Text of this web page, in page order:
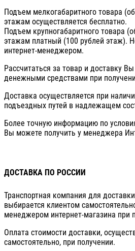
Подъем мелкогабаритного товара
этажам осуществляется бесплатно.
Подъем крупногабаритного товара
этажам платный (100 рублей этаж).
интернет-менеджером.
Рассчитаться за товар и доставку
денежными средствами при
Доставка осуществляется при
подъездных путей в надлежащем
Более точную информацию по
Вы можете получить у менеджера
ДОСТАВКА ПО РОССИИ
Транспортная компания для
выбирается клиентом
менеджером интернет-магазина при
Оплата стоимости доставки,
самостоятельно, при получении.